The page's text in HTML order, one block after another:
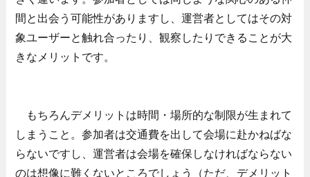
間と出会う可能性がありますし、運営者としてはその対
象ユーザーと触れ合ったり、観察したりできることが大
きなメリットです。
もちろんデメリットは時間・場所的な制限が生まれて
しまうこと。参加者は交通費を出して会場に赴かねばな
らないですし、運営者は会場を確保しなければならない
のは想像に難くないところでしょう（ただ、デメリット